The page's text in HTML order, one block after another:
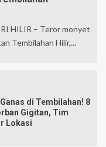
HILIR – Teror monyet
Tembilahan Hilir,...
di Tembilahan! 8
Gigitan, Tim
Lokasi